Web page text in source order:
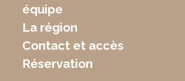
équipe
La région
Contact et accès
Réservation